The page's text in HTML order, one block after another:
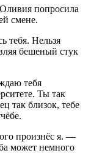
попросила
смене.
тебя. Нельзя
бешеный стук
тебя
Ты так
так близок, тебе
произнёс я. —
может немного